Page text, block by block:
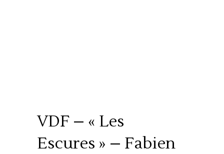
VDF – « Les
Escures » – Fabien